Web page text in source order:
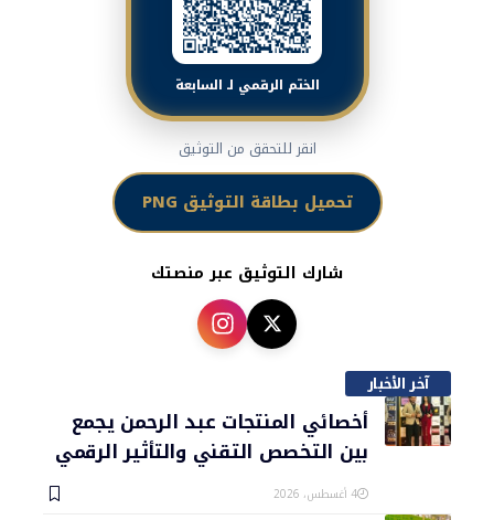
الختم الرقمي لـ السابعة
انقر للتحقق من التوثيق
تحميل بطاقة التوثيق PNG
شارك التوثيق عبر منصتك
آخر الأخبار
أخصائي المنتجات عبد الرحمن يجمع
بين التخصص التقني والتأثير الرقمي
4 أغسطس، 2026